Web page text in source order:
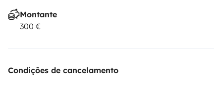
Montante
300 €
Condições de cancelamento